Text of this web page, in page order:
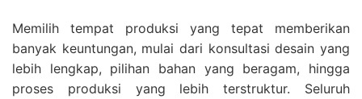
Memilih tempat produksi yang tepat memberikan
banyak keuntungan, mulai dari konsultasi desain yang
lebih lengkap, pilihan bahan yang beragam, hingga
proses produksi yang lebih terstruktur. Seluruh